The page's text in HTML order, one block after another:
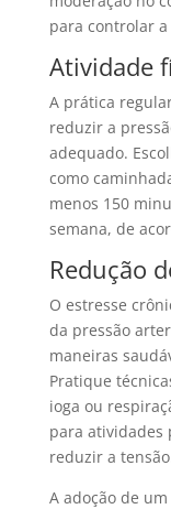
para controlar
Atividade
A prática
reduzir a
adequado.
como
menos 150
semana, de
Redução
O estresse
da pressão
maneiras
Pratique
ioga ou
para atividades
reduzir a
A adoção de